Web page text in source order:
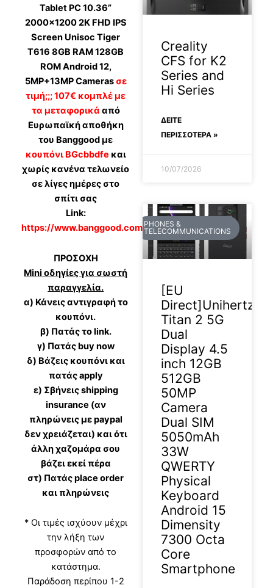
Tablet PC 10.36”
2000×1200 2K FHD IPS
Screen Unisoc Tiger
T616 8GB RAM 128GB
ROM Android 12,
5MP+13MP Cameras σε
τιμή;;; 107€ κομπλέ με
τα μεταφορικά από
Ευρωπαϊκή αποθήκη
του Banggood με
κουπόνι BGcbbdfe και
χωρίς κανένα τελωνείο
σε λίγες ημέρες στο
σπίτι σας
Link:
https://www.banggood.com/custlink/vDmFtndhfL
ΠΡΟΣΟΧΗ
Mini οδηγίες για σωστή
παραγγελία.
α) Κάνεις αντιγραφή το
κουπόνι.
β) Πατάς το link.
γ) Πατάς buy now
δ) Βάζεις κουπόνι και
πατάς apply
ε) Σβήνεις shipping
insurance (αν
πληρώνεις με paypal
δεν χρειάζεται) και ότι
άλλη χαζομάρα σου
βάζει εκεί πέρα
στ) Πατάς place order
και πληρώνεις
* Οι τιμές ισχύουν μέχρι
την λήξη των
προσφορών από το
κατάστημα.
Παράδοση περίπου 1-2
Creality
CFS for K2
Series and
Hi Series
ΔΕΊΤΕ
ΠΕΡΙΣΣΟΤΕΡΑ »
10/07/2026
PHONES &
TELECOMMUNICATIONS
[EU
Direct]Unihertz
Titan 2 5G
Dual
Display 4.5
inch 12GB
512GB
50MP
Camera
Dual SIM
5050mAh
33W
QWERTY
Physical
Keyboard
Android 15
Dimensity
7300 Octa
Core
Smartphone